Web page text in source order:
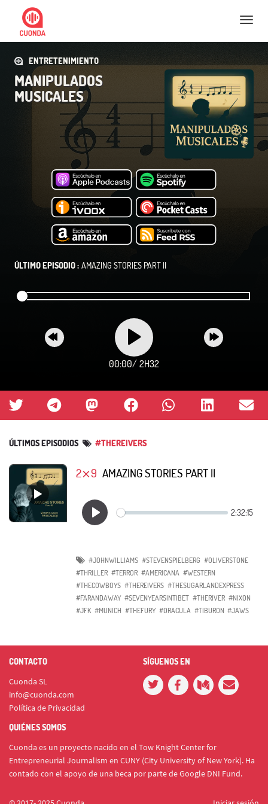
Nav
ENTRETENIMIENTO
MANIPULADOS
MUSICALES
ÚLTIMO EPISODIO : AMAZING STORIES PART II
00:00/ 2H32
ÚLTIMOS EPISODIOS #THEREIVERS
2⨯9 AMAZING STORIES PART II
#JOHNWILLIAMS #STEVENSPIELBERG #OLIVERSTONE
#THRILLER #TERROR #AMERICANA #WESTERN
#THECOWBOYS #THEREIVERS #THESUGARLANDEXPRESS
#FARANDAWAY #SEVENYEARSINTIBET #THERIVER #NIXON
#JFK #MUNICH #THEFURY #DRACULA #TIBURON #JAWS
CONTACTO
Cuonda SL
info@cuonda.com
Política de Privacidad
SÍGUENOS EN
QUIÉNES SOMOS
Cuonda es un proyecto nacido en el Tow Knight Center for
Entrepreneurial Journalism en CUNY (City University of New York). Ha
contado con el apoyo de una beca por parte de Google DNI Fund.